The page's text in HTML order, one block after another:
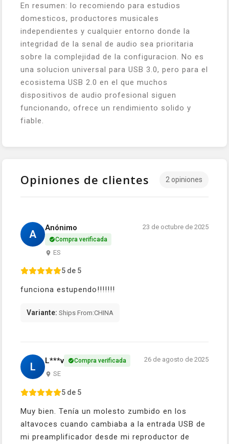
En resumen: lo recomiendo para estudios
domesticos, productores musicales
independientes y cualquier entorno donde la
integridad de la senal de audio sea prioritaria
sobre la complejidad de la configuracion. No es
una solucion universal para USB 3.0, pero para el
ecosistema USB 2.0 en el que muchos
dispositivos de audio profesional siguen
funcionando, ofrece un rendimiento solido y
fiable.
Opiniones de clientes 2 opiniones
A
Anónimo
Compra verificada
ES
23 de octubre de 2025
5 de 5
funciona estupendo!!!!!!!
Variante: Ships From:CHINA
L L***v Compra verificada
SE
26 de agosto de 2025
5 de 5
Muy bien. Tenía un molesto zumbido en los
altavoces cuando cambiaba a la entrada USB de
mi preamplificador desde mi reproductor de